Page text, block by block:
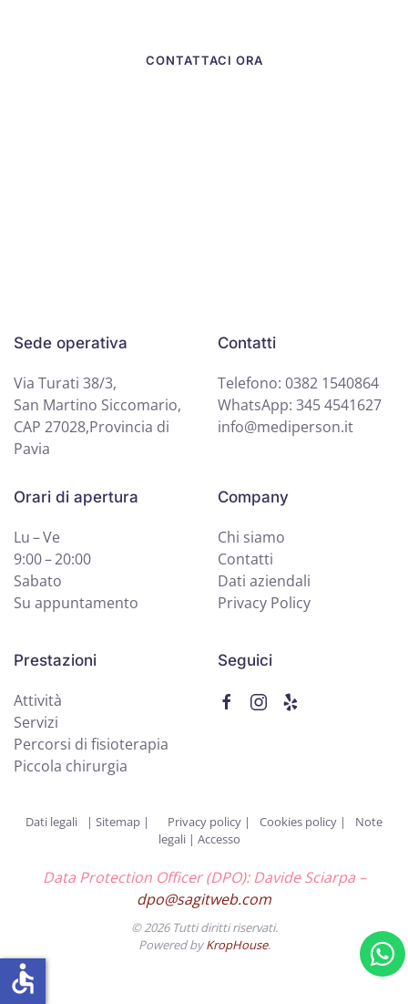
CONTATTACI ORA
Sede operativa
Via Turati 38/3,
San Martino Siccomario,
CAP 27028,Provincia di
Pavia
Contatti
Telefono: 0382 1540864
WhatsApp: 345 4541627
info@mediperson.it
Orari di apertura
Lu – Ve
9:00 – 20:00
Sabato
Su appuntamento
Company
Chi siamo
Contatti
Dati aziendali
Privacy Policy
Prestazioni
Attività
Servizi
Percorsi di fisioterapia
Piccola chirurgia
Seguici
Dati legali | Sitemap | Privacy policy | Cookies policy |
Note
legali | Accesso
Data Protection Officer (DPO): Davide Sciarpa –
dpo@sagitweb.com
©2026Tutti diritti riservati.
Powered byKropHouse.
accessible